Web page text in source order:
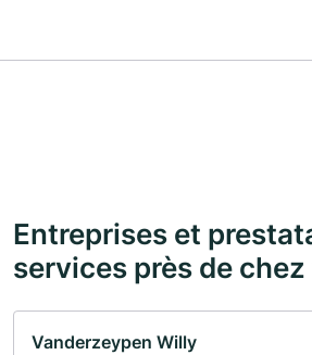
Entreprises et
services près de
Vanderzeypen Willy